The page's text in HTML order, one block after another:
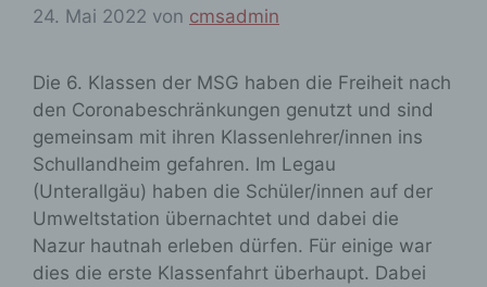
24. Mai 2022 von cmsadmin
Die 6. Klassen der MSG haben die Freiheit nach
den Coronabeschränkungen genutzt und sind
gemeinsam mit ihren Klassenlehrer/innen ins
Schullandheim gefahren. Im Legau
(Unterallgäu) haben die Schüler/innen auf der
Umweltstation übernachtet und dabei die
Nazur hautnah erleben dürfen. Für einige war
dies die erste Klassenfahrt überhaupt. Dabei